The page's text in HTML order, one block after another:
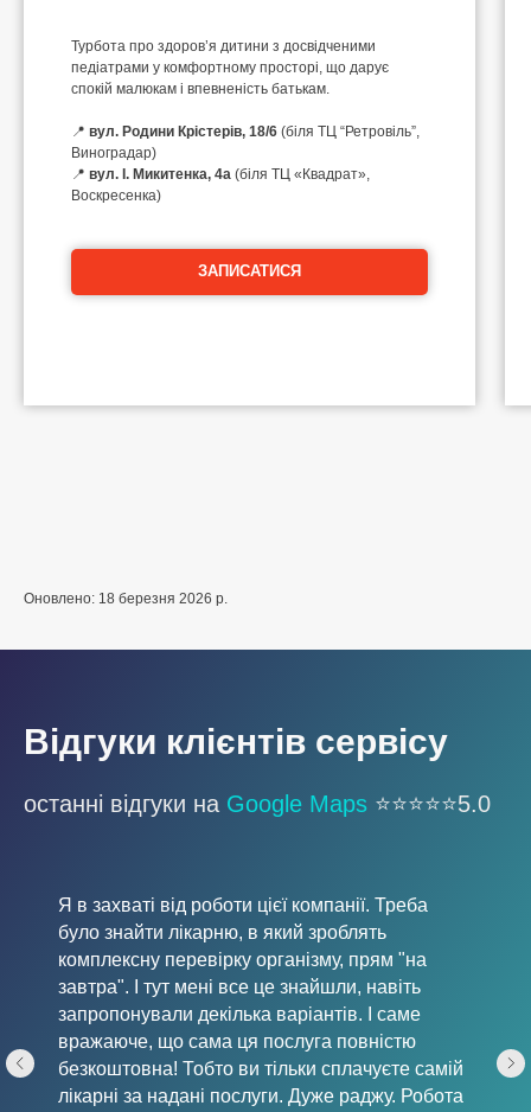
Турбота про здоров’я дитини з досвідченими
педіатрами у комфортному просторі, що дарує
спокій малюкам і впевненість батькам.
📍 вул. Родини Крістерів, 18/6 (біля ТЦ “Ретровіль”,
Виноградар)
📍 вул. І. Микитенка, 4а (біля ТЦ «Квадрат»,
Воскресенка)
ЗАПИСАТИСЯ
Оновлено: 18 березня 2026 р.
Відгуки клієнтів сервісу
останні відгуки на Google Maps ⭐️⭐️⭐️⭐️⭐️5.0
Я в захваті від роботи цієї компанії. Треба
було знайти лікарню, в який зроблять
комплексну перевірку організму, прям "на
завтра". І тут мені все це знайшли, навіть
запропонували декілька варіантів. І саме
вражаюче, що сама ця послуга повністю
безкоштовна! Тобто ви тільки сплачуєте самій
лікарні за надані послуги. Дуже раджу. Робота